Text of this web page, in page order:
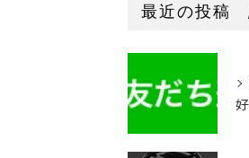
最近の投稿